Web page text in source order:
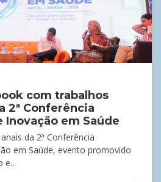
com trabalhos
2ª Conferência
em Saúde
da 2ª Conferência
em Saúde, evento promovido
e...